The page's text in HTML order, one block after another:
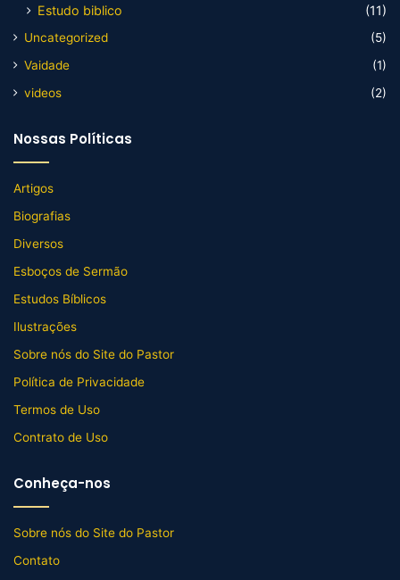
Estudo biblico
(11)
Uncategorized
(5)
Vaidade
(1)
videos
(2)
Nossas Políticas
Artigos
Biografias
Diversos
Esboços de Sermão
Estudos Bíblicos
Ilustrações
Sobre nós do Site do Pastor
Política de Privacidade
Termos de Uso
Contrato de Uso
Conheça-nos
Sobre nós do Site do Pastor
Contato